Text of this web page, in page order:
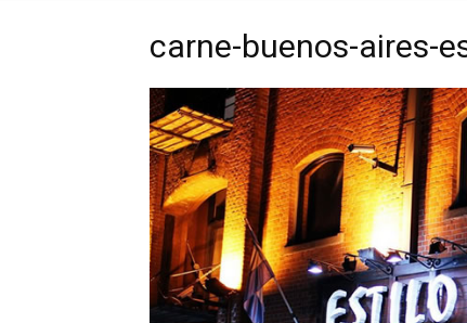
carne-buenos-aires-